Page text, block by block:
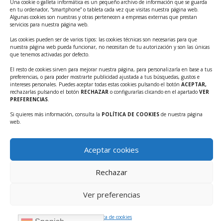
Una cookie o galleta informática es un pequeño archivo de información que se guarda
en tu ordenador, “smartphone” o tableta cada vez que visitas nuestra página web.
Algunas cookies son nuestras y otras pertenecen a empresas externas que prestan
servicios para nuestra página web.
Las cookies pueden ser de varios tipos: las cookies técnicas son necesarias para que
nuestra página web pueda funcionar, no necesitan de tu autorización y son las únicas
que tenemos activadas por defecto.
El resto de cookies sirven para mejorar nuestra página, para personalizarla en base a tus
preferencias, o para poder mostrarte publicidad ajustada a tus búsquedas, gustos e
intereses personales. Puedes aceptar todas estas cookies pulsando el botón ACEPTAR,
rechazarlas pulsando el botón RECHAZAR o configurarlas clicando en el apartado VER
PREFERENCIAS.
Si quieres más información, consulta la POLÍTICA DE COOKIES de nuestra página
web.
Aceptar cookies
Rechazar
Ver preferencias
Política de cookies
Ayudas INFO para el apoyo a las empresas
innovadoras con potencial tecnológico y escalables
Convocatoria Cheque de Innovación. Ayudas INFO
para la contratación de servicios de Innovación y
Competitividad
Cheque Inversión del INFO. Ayudas para la
contratación de servicios de Innovación y
Competitividad para apoyar rondas de financiación.
Inscripciones abiertas!!
Ayudas INFO para la contratación de servicios de
Innovación y Competitividad (CHEQUE